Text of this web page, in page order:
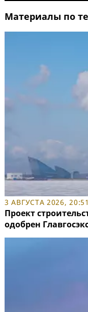
Материалы по
3 АВГУСТА 2026, 20:51
Проект
одобрен